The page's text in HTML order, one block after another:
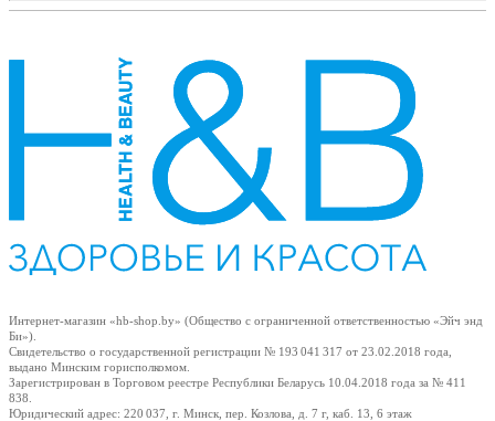
Интернет-магазин «hb-shop.by» (Общество с ограниченной ответственностью «Эйч энд
Би»).
Свидетельство о государственной регистрации № 193 041 317 от 23.02.2018 года,
выдано Минским горисполкомом.
Зарегистрирован в Торговом реестре Республики Беларусь 10.04.2018 года за № 411
838.
Юридический адрес: 220 037, г. Минск, пер. Козлова, д. 7 г, каб. 13, 6 этаж